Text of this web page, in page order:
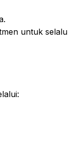
untuk selalu